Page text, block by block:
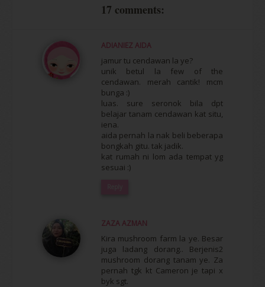
17 comments:
ADIANIEZ AIDA
jamur tu cendawan la ye?
unik betul la few of the
cendawan. merah cantik! mcm
bunga :)
luas. sure seronok bila dpt
belajar tanam cendawan kat situ,
iena.
aida pernah la nak beli beberapa
bongkah gitu. tak jadik.
kat rumah ni lom ada tempat yg
sesuai :)
ZAZA AZMAN
Kira mushroom farm la ye. Besar
juga ladang dorang.. Berjenis2
mushroom dorang tanam ye. Za
pernah tgk kt Cameron je tapi x
byk sgt.